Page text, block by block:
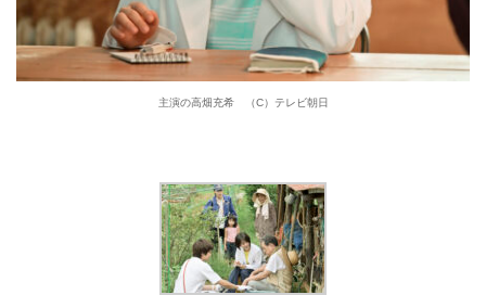
主演の高畑充希 （C）テレビ朝日